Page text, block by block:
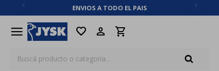
ENVIOS A TODO EL PAIS
menu favorite
close